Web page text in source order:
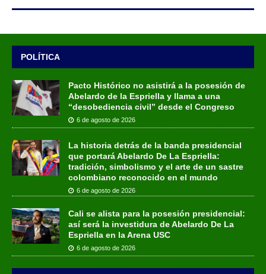
POLÍTICA
Pacto Histórico no asistirá a la posesión de
Abelardo de la Espriella y llama a una
“desobediencia civil” desde el Congreso
6 de agosto de 2026
La historia detrás de la banda presidencial
que portará Abelardo De La Espriella:
tradición, simbolismo y el arte de un sastre
colombiano reconocido en el mundo
6 de agosto de 2026
Cali se alista para la posesión presidencial:
así será la investidura de Abelardo De La
Espriella en la Arena USC
6 de agosto de 2026